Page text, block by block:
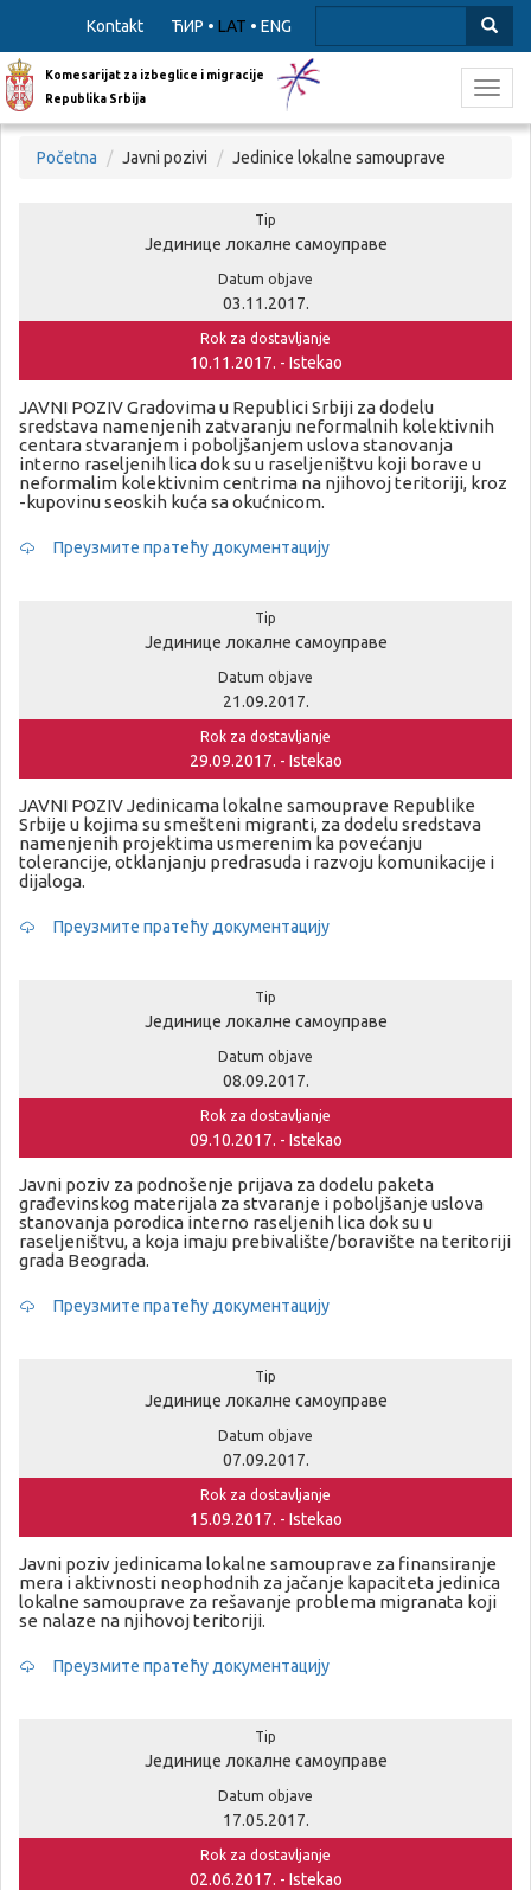
Kontakt ЋИР • LAT • ENG
Komesarijat za izbeglice i migracije
Republika Srbija
Početna Javni pozivi Jedinice lokalne samouprave
Tip
Јединице локалне самоуправе
Datum objave
03.11.2017.
Rok za dostavljanje
10.11.2017. - Istekao
JAVNI POZIV Gradovima u Republici Srbiji za dodelu
sredstava namenjenih zatvaranju neformalnih kolektivnih
centara stvaranjem i poboljšanjem uslova stanovanja
interno raseljenih lica dok su u raseljeništvu koji borave u
neformalim kolektivnim centrima na njihovoj teritoriji, kroz
-kupovinu seoskih kuća sa okućnicom.
Преузмите пратећу документацију
Tip
Јединице локалне самоуправе
Datum objave
21.09.2017.
Rok za dostavljanje
29.09.2017. - Istekao
JAVNI POZIV Jedinicama lokalne samouprave Republike
Srbije u kojima su smešteni migranti, za dodelu sredstava
namenjenih projektima usmerenim ka povećanju
tolerancije, otklanjanju predrasuda i razvoju komunikacije i
dijaloga.
Преузмите пратећу документацију
Tip
Јединице локалне самоуправе
Datum objave
08.09.2017.
Rok za dostavljanje
09.10.2017. - Istekao
Javni poziv za podnošenje prijava za dodelu paketa
građevinskog materijala za stvaranje i poboljšanje uslova
stanovanja porodica interno raseljenih lica dok su u
raseljeništvu, a koja imaju prebivalište/boravište na teritoriji
grada Beograda.
Преузмите пратећу документацију
Tip
Јединице локалне самоуправе
Datum objave
07.09.2017.
Rok za dostavljanje
15.09.2017. - Istekao
Javni poziv jedinicama lokalne samouprave za finansiranje
mera i aktivnosti neophodnih za jačanje kapaciteta jedinica
lokalne samouprave za rešavanje problema migranata koji
se nalaze na njihovoj teritoriji.
Преузмите пратећу документацију
Tip
Јединице локалне самоуправе
Datum objave
17.05.2017.
Rok za dostavljanje
02.06.2017. - Istekao